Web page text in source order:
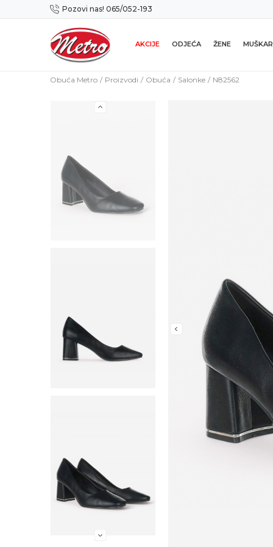
Pozovi nas! 065/052-193
Preuzmi NOVU Metro mobilnu aplikaciju!
AKCIJE ODJEĆA ŽENE
Obuća Metro Proizvodi Obuća Salonke N82562